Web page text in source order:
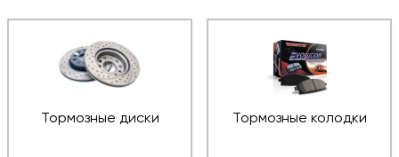
Тормозные диски Тормозные колодки